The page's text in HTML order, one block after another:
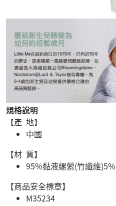
規格說明
【產 地】
中國
【材 質】
95%黏液縲縈(竹纖維
【商品安全標章】
M35234